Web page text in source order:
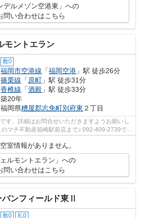
デルメゾン空港東」への
問い合わせはこちら
モントエラン
敷0
福岡市空港線 「福岡空港 」駅 徒歩26分
篠栗線 「原町 」駅 徒歩31分
香椎線 「酒殿 」駅 徒歩33分
築20年
福岡県糟屋郡志免町別府東 ２丁目
す、詳細はお問合せいただきますようお願いし
マチ不動産箱崎駅前店まで♪ 092-409-2739で
！！！♪
室情報がありません。
ェルモントエラン」への
問い合わせはこちら
バンフィールド東Ⅱ
敷0 礼0